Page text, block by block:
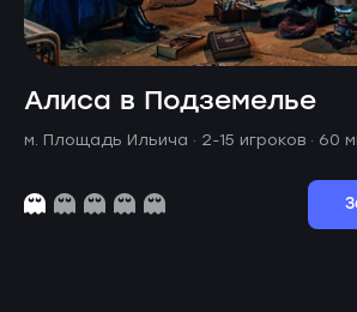
Алиса в Подземелье
м. Площадь Ильича · 2-15 игроков · 60